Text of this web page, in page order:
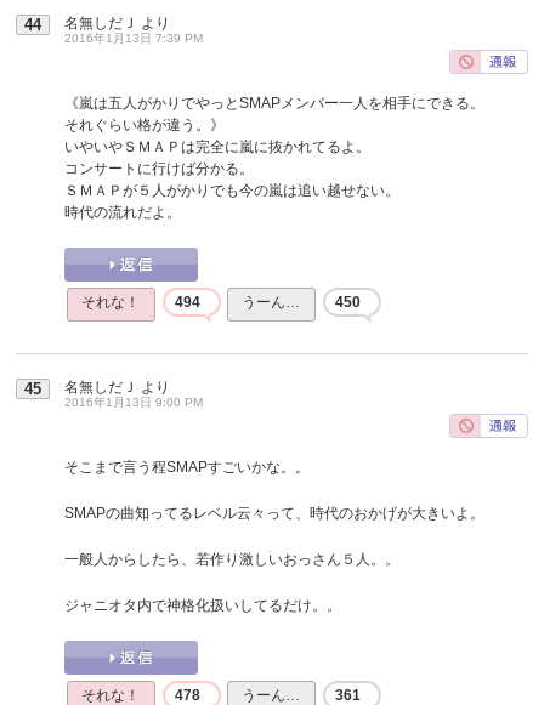
44 名無しだＪ より
2016年1月13日 7:39 PM
《嵐は五人がかりでやっとSMAPメンバー一人を相手にできる。
それぐらい格が違う。》
いやいやＳＭＡＰは完全に嵐に抜かれてるよ。
コンサートに行けば分かる。
ＳＭＡＰが５人がかりでも今の嵐は追い越せない。
時代の流れだよ。
それな！ 494 うーん… 450
45 名無しだＪ より
2016年1月13日 9:00 PM
そこまで言う程SMAPすごいかな。。
SMAPの曲知ってるレベル云々って、時代のおかげが大きいよ。
一般人からしたら、若作り激しいおっさん５人。。
ジャニオタ内で神格化扱いしてるだけ。。
それな！ 478 うーん… 361